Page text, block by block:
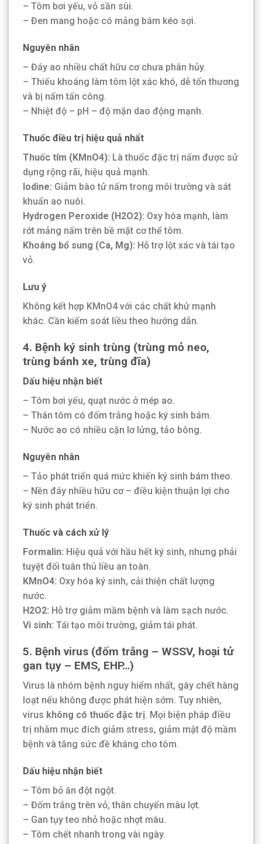
– Tôm bơi yếu, vỏ sần sùi.
– Đen mang hoặc có mảng bám kéo sợi.
Nguyên nhân
– Đáy ao nhiều chất hữu cơ chưa phân hủy.
– Thiếu khoáng làm tôm lột xác khó, dễ tổn thương
và bị nấm tấn công.
– Nhiệt độ – pH – độ mặn dao động mạnh.
Thuốc điều trị hiệu quả nhất
Thuốc tím (KMnO4): Là thuốc đặc trị nấm được sử
dụng rộng rãi, hiệu quả mạnh.
Iodine: Giảm bào tử nấm trong môi trường và sát
khuẩn ao nuôi.
Hydrogen Peroxide (H2O2): Oxy hóa mạnh, làm
rớt mảng nấm trên bề mặt cơ thể tôm.
Khoáng bổ sung (Ca, Mg): Hỗ trợ lột xác và tái tạo
vỏ.
Lưu ý
Không kết hợp KMnO4 với các chất khử mạnh
khác. Cần kiểm soát liều theo hướng dẫn.
4. Bệnh ký sinh trùng (trùng mỏ neo,
trùng bánh xe, trùng đĩa)
Dấu hiệu nhận biết
– Tôm bơi yếu, quạt nước ở mép ao.
– Thân tôm có đốm trắng hoặc ký sinh bám.
– Nước ao có nhiều cặn lơ lửng, tảo bông.
Nguyên nhân
– Tảo phát triển quá mức khiến ký sinh bám theo.
– Nền đáy nhiều hữu cơ – điều kiện thuận lợi cho
ký sinh phát triển.
Thuốc và cách xử lý
Formalin: Hiệu quả với hầu hết ký sinh, nhưng phải
tuyệt đối tuân thủ liều an toàn.
KMnO4: Oxy hóa ký sinh, cải thiện chất lượng
nước.
H2O2: Hỗ trợ giảm mầm bệnh và làm sạch nước.
Vi sinh: Tái tạo môi trường, giảm tái phát.
5. Bệnh virus (đốm trắng – WSSV, hoại tử
gan tụy – EMS, EHP…)
Virus là nhóm bệnh nguy hiểm nhất, gây chết hàng
loạt nếu không được phát hiện sớm. Tuy nhiên,
virus không có thuốc đặc trị. Mọi biện pháp điều
trị nhằm mục đích giảm stress, giảm mật độ mầm
bệnh và tăng sức đề kháng cho tôm.
Dấu hiệu nhận biết
– Tôm bỏ ăn đột ngột.
– Đốm trắng trên vỏ, thân chuyển màu lợt.
– Gan tụy teo nhỏ hoặc nhợt màu.
– Tôm chết nhanh trong vài ngày.